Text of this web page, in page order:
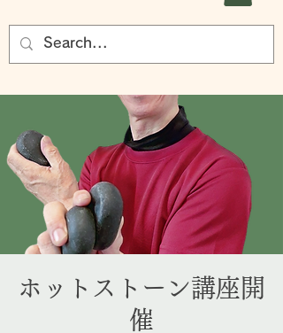
ホットストーン講座開
催